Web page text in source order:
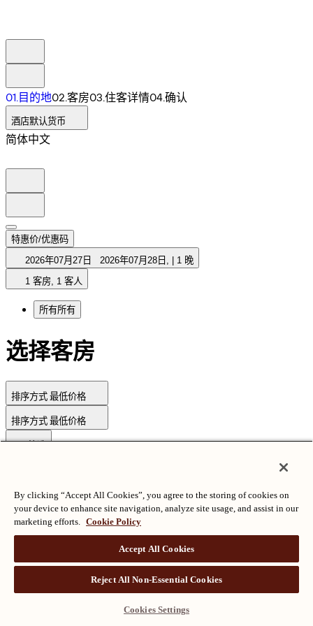
01.目的地02.客房03.住客详情04.确认
酒店默认货币
简体中文
特惠价/优惠码
2026年07月27日
2026年07月28日 ,
1 晚
1 客房, 1 客人
所有所有
选择客房
排序方式最低价格
排序方式最低价格
筛选
版权所有©朗廷酒店国际有限公司沪ICP备2024050525
By clicking “Accept All Cookies”, you agree to the storing of cookies on
your device to enhance site navigation, analyze site usage, and assist in our
marketing efforts. Cookie Policy
Accept All Cookies
Reject All Non-Essential Cookies
Cookies Settings